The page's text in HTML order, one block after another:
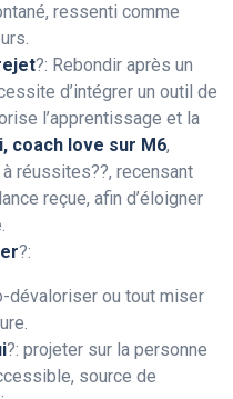
ressenti comme
?: Rebondir après un
d’intégrer un outil de
l’apprentissage et la
coach love sur M6,
réussites??, recensant
reçue, afin d’éloigner
?:
dévaloriser ou tout miser
?: projeter sur la personne
source de